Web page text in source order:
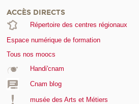
ACCÈS DIRECTS
Répertoire des centres régionaux
Espace numérique de formation
Tous nos moocs
Handi'cnam
Cnam blog
musée des Arts et Métiers